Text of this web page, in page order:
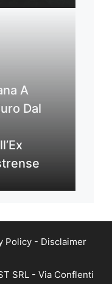
A
Dal
Policy - Disclaimer
SRL - Via Conflenti